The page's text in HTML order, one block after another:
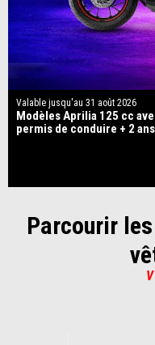
Valable jusqu'au 31 août 2026
Modèles Aprilia 125 cc
permis de conduire + 2
Parcourir